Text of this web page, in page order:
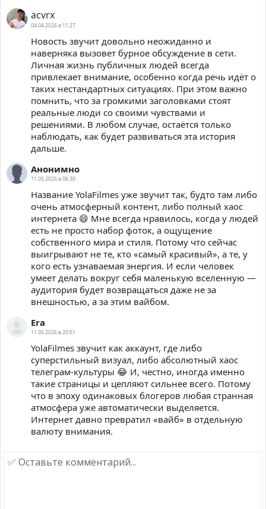
acvrx
04.04.2026 в 11:27
Новость звучит довольно неожиданно и
наверняка вызовет бурное обсуждение в сети.
Личная жизнь публичных людей всегда
привлекает внимание, особенно когда речь идёт о
таких нестандартных ситуациях. При этом важно
помнить, что за громкими заголовками стоят
реальные люди со своими чувствами и
решениями. В любом случае, остаётся только
наблюдать, как будет развиваться эта история
дальше.
Анонимно
11.05.2026 в 06:30
Название YolaFilmеs уже звучит так, будто там либо
очень атмосферный контент, либо полный хаос
интернета 😄 Мне всегда нравилось, когда у людей
есть не просто набор фоток, а ощущение
собственного мира и стиля. Потому что сейчас
выигрывают не те, кто «самый красивый», а те, у
кого есть узнаваемая энергия. И если человек
умеет делать вокруг себя маленькую вселенную —
аудитория будет возвращаться даже не за
внешностью, а за этим вайбом.
Era
11.05.2026 в 20:51
YolaFilmеs звучит как аккаунт, где либо
суперстильный визуал, либо абсолютный хаос
телеграм-культуры 😂 И, честно, иногда именно
такие страницы и цепляют сильнее всего. Потому
что в эпоху одинаковых блогеров любая странная
атмосфера уже автоматически выделяется.
Интернет давно превратил «вайб» в отдельную
валюту внимания.